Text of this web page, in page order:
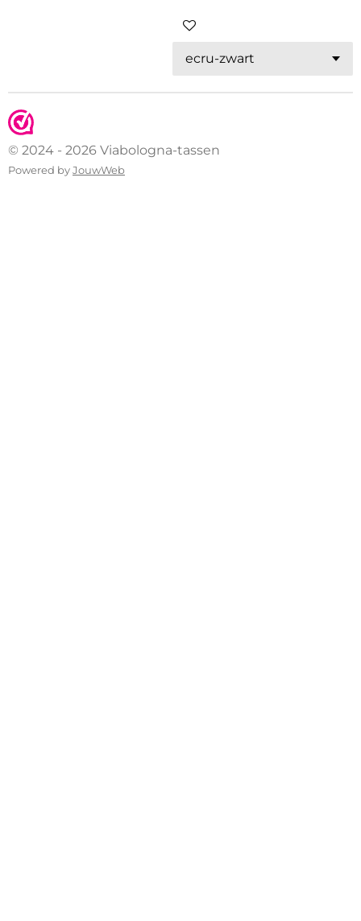
© 2024 - 2026 Viabologna-tassen
Powered byJouwWeb